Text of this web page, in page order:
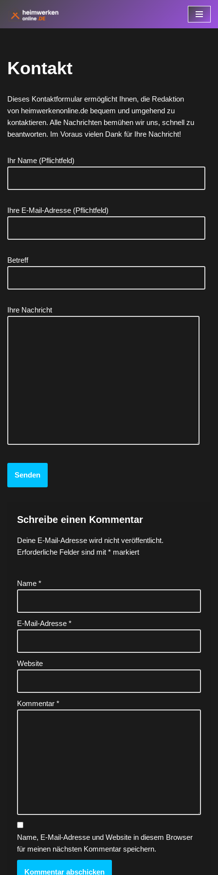
Kontakt
Dieses Kontaktformular ermöglicht Ihnen, die Redaktion
von heimwerkenonline.de bequem und umgehend zu
kontaktieren. Alle Nachrichten bemühen wir uns, schnell zu
beantworten. Im Voraus vielen Dank für Ihre Nachricht!
Ihr Name (Pflichtfeld)
Ihre E-Mail-Adresse (Pflichtfeld)
Betreff
Ihre Nachricht
Schreibe einen Kommentar
Deine E-Mail-Adresse wird nicht veröffentlicht.
Erforderliche Felder sind mit * markiert
Name *
E-Mail-Adresse *
Website
Kommentar *
Name, E-Mail-Adresse und Website in diesem Browser
für meinen nächsten Kommentar speichern.